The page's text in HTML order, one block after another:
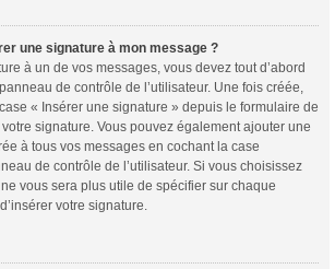
une signature à mon message ?
à un de vos messages, vous devez tout d’abord
de contrôle de l’utilisateur. Une fois créée,
« Insérer une signature » depuis le formulaire de
signature. Vous pouvez également ajouter une
à tous vos messages en cochant la case
de contrôle de l’utilisateur. Si vous choisissez
vous sera plus utile de spécifier sur chaque
votre signature.